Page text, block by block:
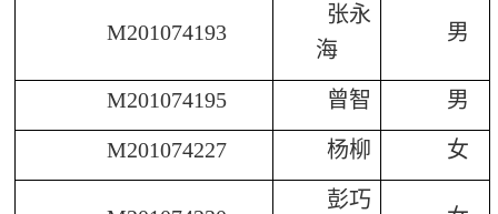
M201074193
张永
海
男
M201074195 曾智 男
M201074227 杨柳 女
彭巧